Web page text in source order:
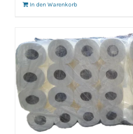
In den Warenkorb